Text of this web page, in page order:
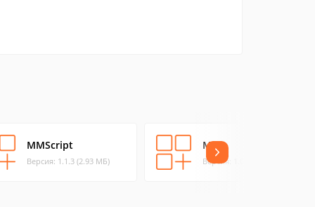
MMScript
Версия: 1.1.3 (2.93 МБ)
MAI
Версия: 1.0 (0.02 МБ)